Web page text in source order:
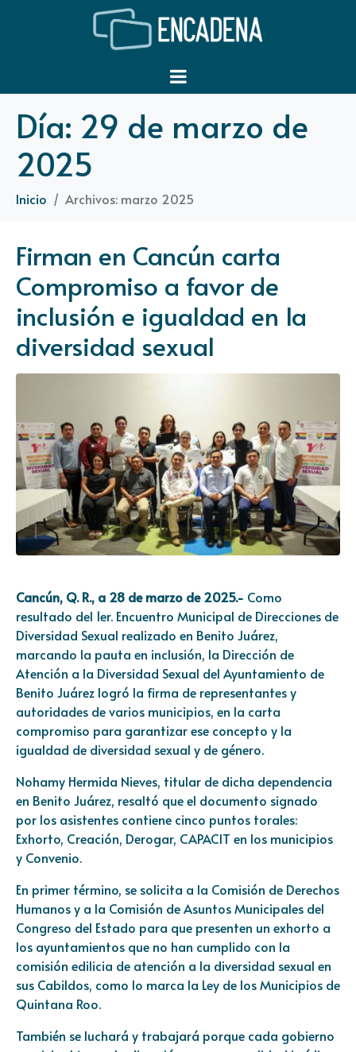
Día: 29 de marzo de
2025
Inicio Archivos: marzo 2025
Firman en Cancún carta
Compromiso a favor de
inclusión e igualdad en la
diversidad sexual
Cancún, Q. R., a 28 de marzo de 2025.- Como
resultado del 1er. Encuentro Municipal de Direcciones de
Diversidad Sexual realizado en Benito Juárez,
marcando la pauta en inclusión, la Dirección de
Atención a la Diversidad Sexual del Ayuntamiento de
Benito Juárez logró la firma de representantes y
autoridades de varios municipios, en la carta
compromiso para garantizar ese concepto y la
igualdad de diversidad sexual y de género.
Nohamy Hermida Nieves, titular de dicha dependencia
en Benito Juárez, resaltó que el documento signado
por los asistentes contiene cinco puntos torales:
Exhorto, Creación, Derogar, CAPACIT en los municipios
y Convenio.
En primer término, se solicita a la Comisión de Derechos
Humanos y a la Comisión de Asuntos Municipales del
Congreso del Estado para que presenten un exhorto a
los ayuntamientos que no han cumplido con la
comisión edilicia de atención a la diversidad sexual en
sus Cabildos, como lo marca la Ley de los Municipios de
Quintana Roo.
También se luchará y trabajará porque cada gobierno